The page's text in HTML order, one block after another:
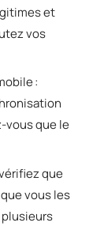
et
vos
:
vous que le
que
vous les